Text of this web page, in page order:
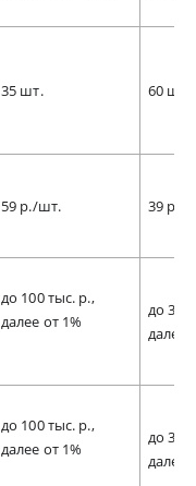
35 шт. 60 шт.
59 р./шт. 39 р./
до 100 тыс. р.,
далее от 1%
до 300
далее
до 100 тыс. р.,
далее от 1%
до 300
далее